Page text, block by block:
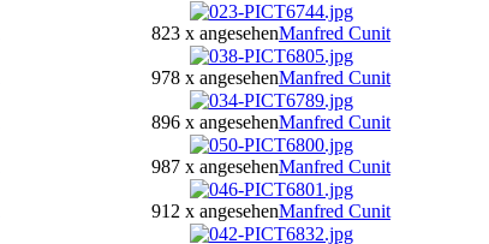
823 x angesehenManfred Cunit
978 x angesehenManfred Cunit
896 x angesehenManfred Cunit
987 x angesehenManfred Cunit
912 x angesehenManfred Cunit